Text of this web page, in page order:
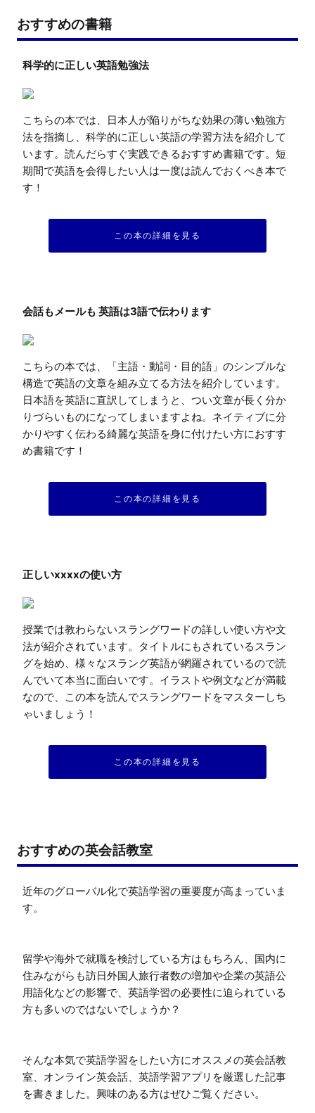
おすすめの書籍
科学的に正しい英語勉強法
こちらの本では、日本人が陥りがちな効果の薄い勉強方
法を指摘し、科学的に正しい英語の学習方法を紹介して
います。読んだらすぐ実践できるおすすめ書籍です。短
期間で英語を会得したい人は一度は読んでおくべき本で
す！
この本の詳細を見る
こちらの本では、「主語・動詞・目的語」のシンプルな
構造で英語の文章を組み立てる方法を紹介しています。
日本語を英語に直訳してしまうと、つい文章が長く分か
りづらいものになってしまいますよね。ネイティブに分
かりやすく伝わる綺麗な英語を身に付けたい方におすす
め書籍です！
この本の詳細を見る
授業では教わらないスラングワードの詳しい使い方や文
法が紹介されています。タイトルにもされているスラン
グを始め、様々なスラング英語が網羅されているので読
んでいて本当に面白いです。イラストや例文などが満載
なので、この本を読んでスラングワードをマスターしち
ゃいましょう！
この本の詳細を見る
おすすめの英会話教室
近年のグローバル化で英語学習の重要度が高まっていま
す。
留学や海外で就職を検討している方はもちろん、国内に
住みながらも訪日外国人旅行者数の増加や企業の英語公
用語化などの影響で、英語学習の必要性に迫られている
方も多いのではないでしょうか？
そんな本気で英語学習をしたい方にオススメの英会話教
室、オンライン英会話、英語学習アプリを厳選した記事
を書きました。興味のある方はぜひご覧ください。